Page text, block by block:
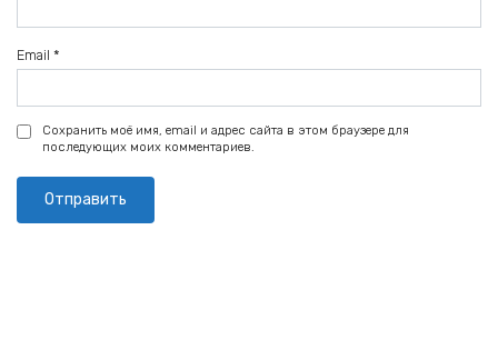
Email *
Сохранить моё имя, email и адрес сайта в этом браузере для
последующих моих комментариев.